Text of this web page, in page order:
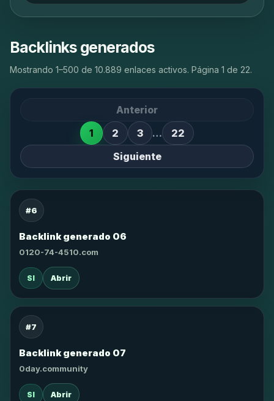
Backlinks generados
Mostrando 1–500 de 10.889 enlaces activos. Página 1 de 22.
Anterior
1
2 3 …
22
Siguiente
#6
Backlink generado 06
0120-74-4510.com
SI Abrir
#7
Backlink generado 07
0day.community
SI Abrir